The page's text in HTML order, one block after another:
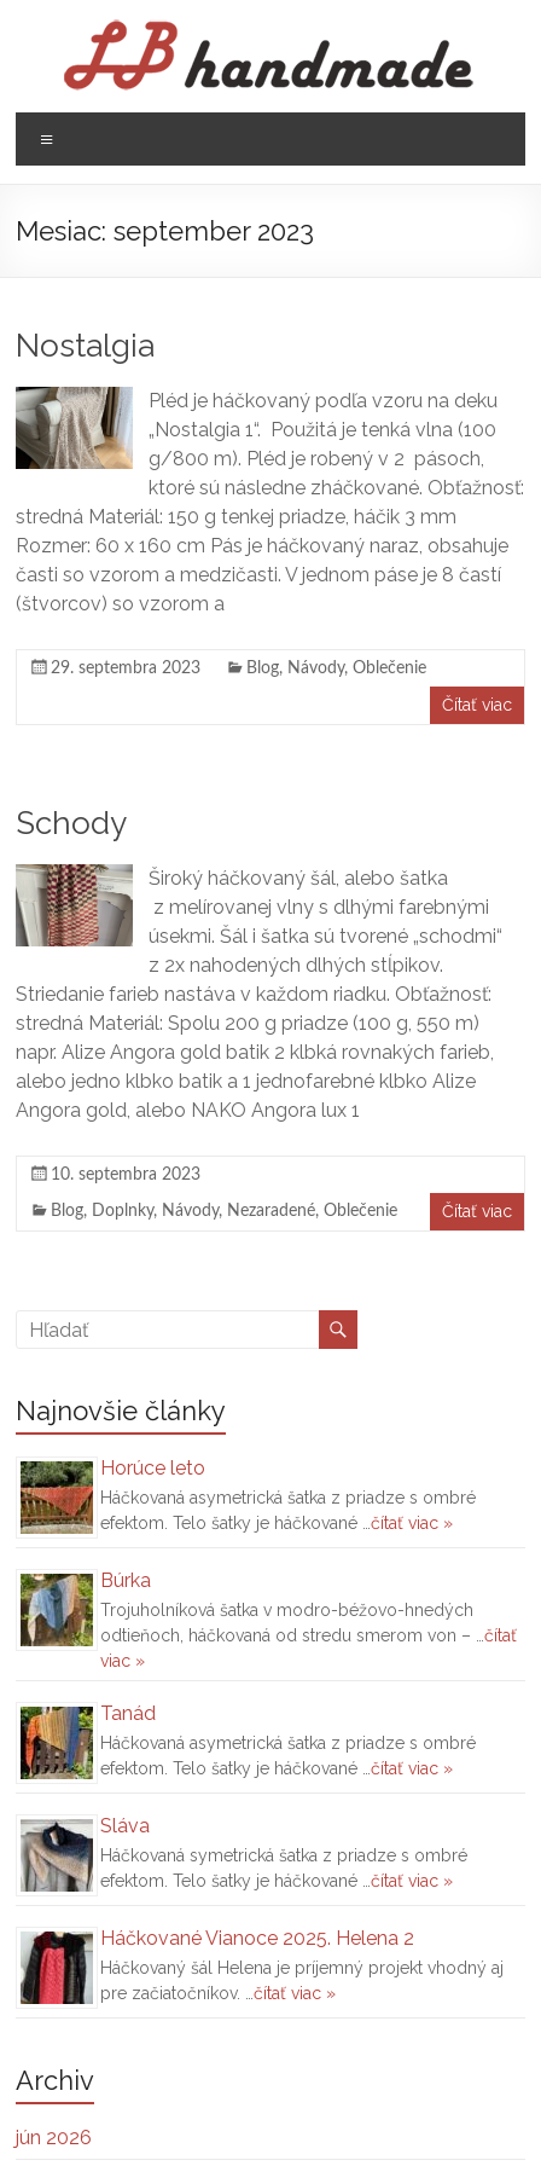
LB
handmade
háčkovanie
pletenie
Mesiac:september 2023
Nostalgia
Pléd je háčkovaný podľa vzoru na deku
„Nostalgia 1“. Použitá je tenká vlna (100
g/800 m). Pléd je robený v 2 pásoch,
ktoré sú následne zháčkované. Obťažnosť:
stredná Materiál: 150 g tenkej priadze, háčik 3 mm
Rozmer: 60 x 160 cm Pás je háčkovaný naraz, obsahuje
časti so vzorom a medzičasti. V jednom páse je 8 častí
(štvorcov) so vzorom a
29. septembra 2023 Blog, Návody,Oblečenie
Čítať viac
Schody
Široký háčkovaný šál, alebo šatka
z melírovanej vlny s dlhými farebnými
úsekmi. Šál i šatka sú tvorené „schodmi“
z 2x nahodených dlhých stĺpikov.
Striedanie farieb nastáva v každom riadku. Obťažnosť:
stredná Materiál: Spolu 200 g priadze (100 g, 550 m)
napr. Alize Angora gold batik 2 klbká rovnakých farieb,
alebo jedno klbko batik a 1 jednofarebné klbko Alize
Angora gold, alebo NAKO Angora lux 1
10. septembra 2023
Blog, Doplnky, Návody, Nezaradené,Oblečenie Čítať viac
Najnovšie články
Horúce leto
Háčkovaná asymetrická šatka z priadze s ombré
efektom. Telo šatky je háčkované …čítať viac »
Búrka
Trojuholníková šatka v modro-béžovo-hnedých
odtieňoch, háčkovaná od stredu smerom von – …čítať
viac »
Tanád
Háčkovaná asymetrická šatka z priadze s ombré
efektom. Telo šatky je háčkované …čítať viac »
Sláva
Háčkovaná symetrická šatka z priadze s ombré
efektom. Telo šatky je háčkované …čítať viac »
Háčkované Vianoce 2025. Helena 2
Háčkovaný šál Helena je príjemný projekt vhodný aj
pre začiatočníkov. …čítať viac »
Archiv
jún 2026